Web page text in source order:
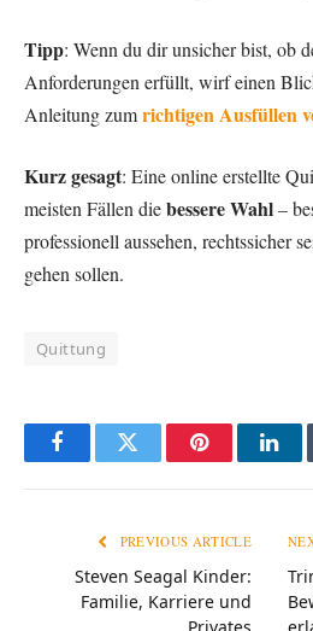
Tipp: Wenn du dir unsicher bist, ob
Anforderungen erfüllt, wirf einen
Anleitung zumrichtigen Ausfüllen
Kurz gesagt: Eine online erstellte
meisten Fällen diebessere Wahl–
professionell aussehen, rechtssicher
gehen sollen.
Quittung
FacebookTwitter Pinterest
PREVIOUS ARTICLE
Steven Seagal Kinder:
Familie, Karriere und